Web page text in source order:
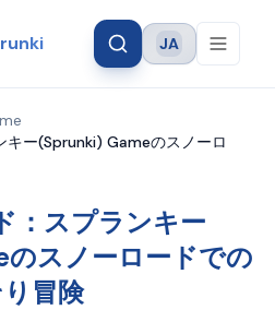
Language
JA
キー(Sprunki) Gameのスノーロ
：スプランキー
スノーロードでの
冒険